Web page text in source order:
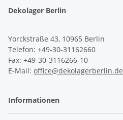
Dekolager Berlin
Yorckstraße 43, 10965 Berlin
Telefon: +49-30-31162660
Fax: +49-30-3116266-10
E-Mail: office@dekolagerberlin.de
Informationen